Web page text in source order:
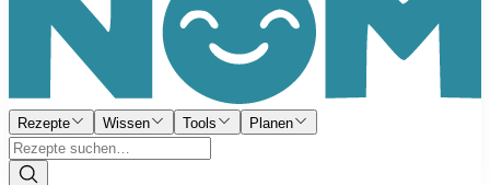
Rezepte Wissen Tools Planen